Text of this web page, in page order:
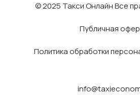
© 2025 Такси ОнлайнВсе
Публичная
Политика обработки